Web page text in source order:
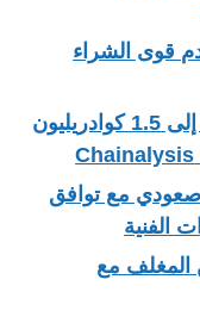
قوى الشراء
قد تصل تدفقات العملات المستقرة إلى 1.5 كوادريليون
صعودي مع توافق
الفنية
المغلف مع